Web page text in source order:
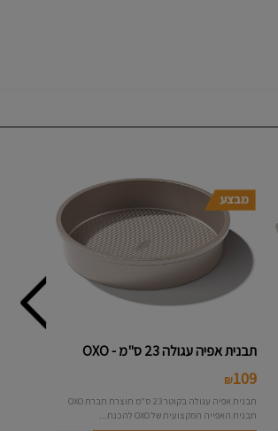
תבנית אפיה עגולה 23 ס"מ - OXO
109
₪
תבנית אפיה עגולה בקוטר 23 ס"מ תוצרת חברת OXO
תבנית האפייה המקצועית של OXO להכנת...